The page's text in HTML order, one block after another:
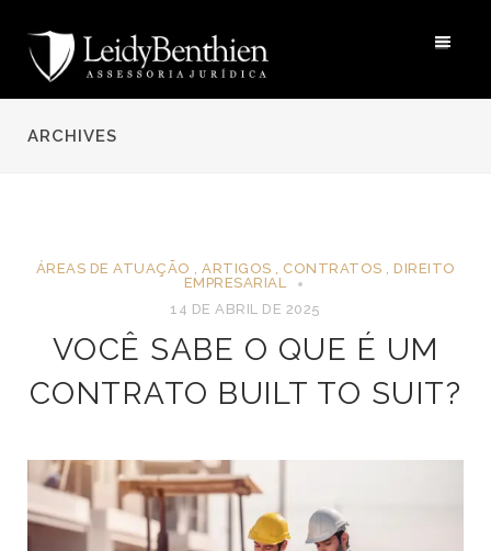
ARCHIVES
ÁREAS DE ATUAÇÃO , ARTIGOS , CONTRATOS , DIREITO
EMPRESARIAL
14 DE ABRIL DE 2025
VOCÊ SABE O QUE É UM
CONTRATO BUILT TO SUIT?